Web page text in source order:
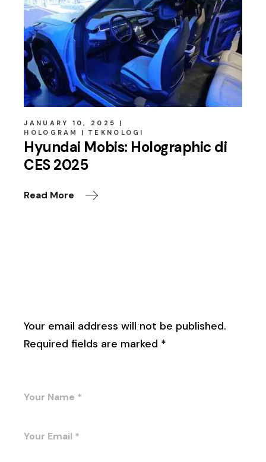
JANUARY 10, 2025
HOLOGRAM
TEKNOLOGI
Hyundai Mobis: Holographic di
CES 2025
Read More
Your email address will not be published.
Required fields are marked *